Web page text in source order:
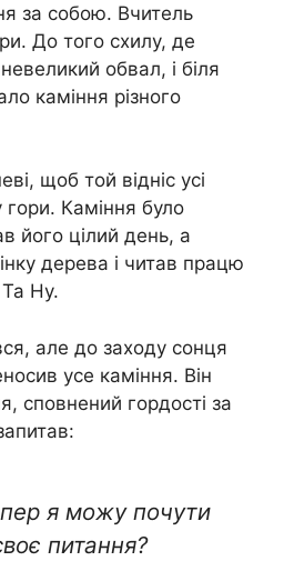
за собою. Вчитель
До того схилу, де
обвал, і біля
каміння різного
щоб той відніс усі
гори. Каміння було
його цілий день, а
дерева і читав працю
Ну.
але до заходу сонця
усе каміння. Він
сповнений гордості за
я можу почути
питання?